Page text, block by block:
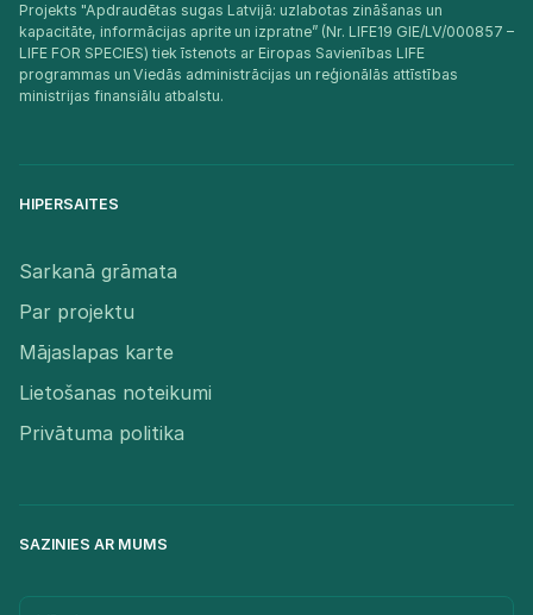
Projekts "Apdraudētas sugas Latvijā: uzlabotas zināšanas un
kapacitāte, informācijas aprite un izpratne” (Nr. LIFE19 GIE/LV/000857 –
LIFE FOR SPECIES) tiek īstenots ar Eiropas Savienības LIFE
programmas un Viedās administrācijas un reģionālās attīstības
ministrijas finansiālu atbalstu.​
HIPERSAITES
Sarkanā grāmata
Par projektu
Mājaslapas karte
Lietošanas noteikumi
Privātuma politika
SAZINIES AR MUMS